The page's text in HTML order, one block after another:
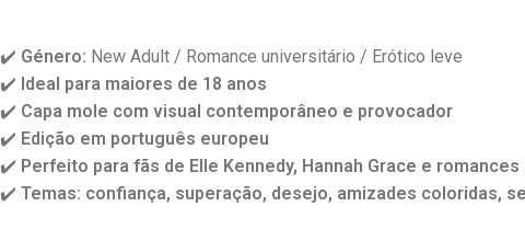
✔️ Género: New Adult / Romance universitário / Erótico leve
✔️ Ideal para maiores de 18 anos
✔️ Capa mole com visual contemporâneo e provocador
✔️ Edição em português europeu
✔️ Perfeito para fãs de Elle Kennedy, Hannah Grace e
✔️ Temas: confiança, superação, desejo, amizades coloridas,